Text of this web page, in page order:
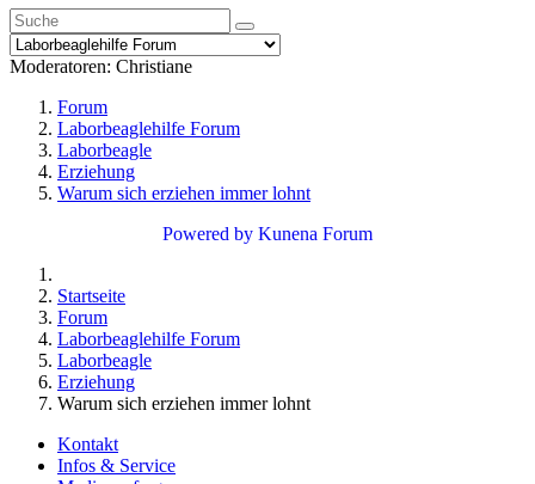
Moderatoren: Christiane
Forum
Laborbeaglehilfe Forum
Laborbeagle
Erziehung
Warum sich erziehen immer lohnt
Powered by Kunena Forum
Startseite
Forum
Laborbeaglehilfe Forum
Laborbeagle
Erziehung
Warum sich erziehen immer lohnt
Kontakt
Infos & Service